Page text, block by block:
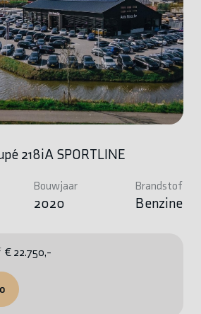
218iA SPORTLINE
Bouwjaar
2020
Brandstof
Benzine
€ 22.750,-